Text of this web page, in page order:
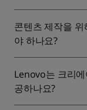
콘텐츠 제작을
야 하나요?
Lenovo는 크리
공하나요?